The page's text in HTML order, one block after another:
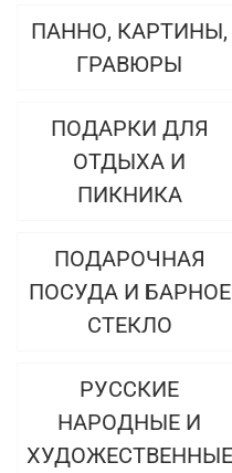
ПАННО, КАРТИНЫ,
ГРАВЮРЫ
ПОДАРКИ ДЛЯ
ОТДЫХА И
ПИКНИКА
ПОДАРОЧНАЯ
ПОСУДА И БАРНОЕ
СТЕКЛО
РУССКИЕ
НАРОДНЫЕ И
ХУДОЖЕСТВЕННЫЕ